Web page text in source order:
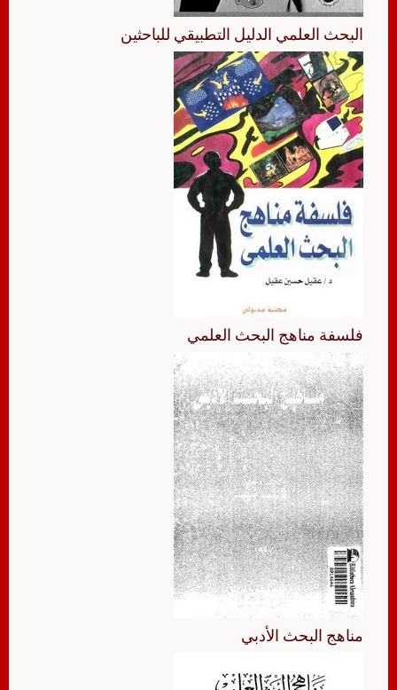
البحث العلمي الدليل التطبيقي للباحثين
فلسفة مناهج البحث العلمي
مناهج البحث الأدبي